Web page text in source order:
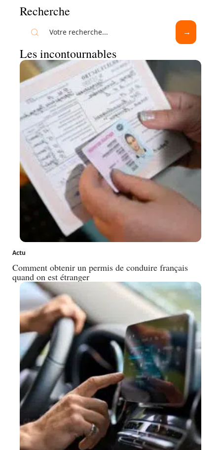
Recherche
Les incontournables
Actu
Comment obtenir un permis de conduire français
quand on est étranger